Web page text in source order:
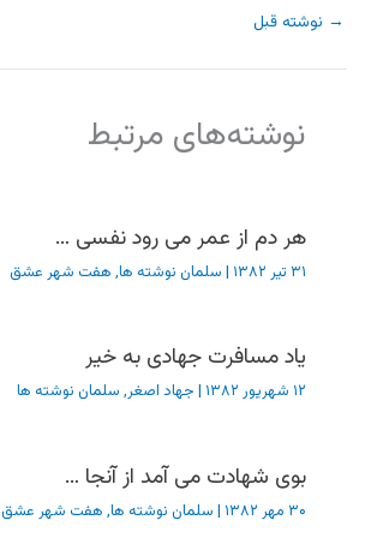
→ نوشته قبل
نوشته‌های مرتبط
هر دم از عمر می رود نفسی …
۳۱ تیر ۱۳۸۲ | سلمان نوشته ها, هفت شهر عشق
یاد مسافرت جهادی به خیر
۱۲ شهریور ۱۳۸۲ | جهاد اصغر, سلمان نوشته ها
بوی شهادت می آمد از آنجا …
۳۰ مهر ۱۳۸۲ | سلمان نوشته ها, هفت شهر عشق